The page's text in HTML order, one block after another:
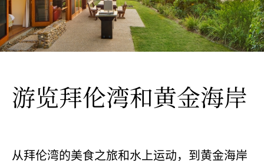
游览拜伦湾和黄金海岸
从拜伦湾的美食之旅和水上运动，到黄金海岸